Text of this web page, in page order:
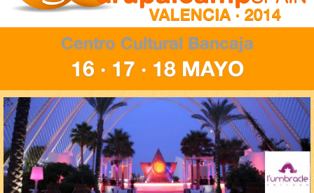
Centro Cultural Bancaja
16 · 17 · 18 MAYO